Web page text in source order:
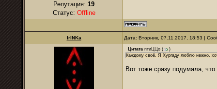
Репутация: 19
Статус: Offline
IrINKa Дата: Вторник, 07.11.2017, 18:53 |
Цитата птиЦЦо (
)
Каждому своё. Я Хургаду люблю нежно,
Вот тоже сразу подумала,